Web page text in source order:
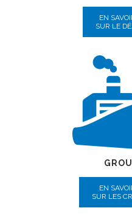
EN
SUR LE
EN
SUR LES